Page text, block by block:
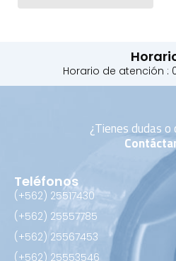
Horario de atención :
¿Tienes dudas o
Teléfonos
(+562) 25517430‬
(+562) 25557785
(+562) 25567453‬
(+562) ‪25553546